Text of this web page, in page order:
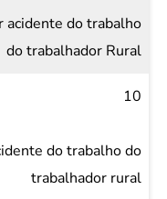
acidente do trabalho
do trabalhador Rural
10
do trabalho do
trabalhador rural